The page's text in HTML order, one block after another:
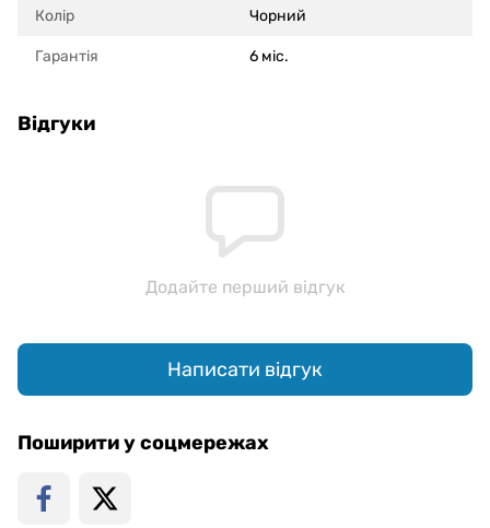
Колір Чорний
Гарантія 6 міс.
Відгуки
Додайте перший відгук
Написати відгук
Поширити у соцмережах